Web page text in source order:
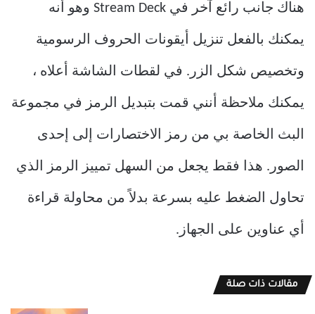
هناك جانب رائع آخر في Stream Deck وهو أنه
يمكنك بالفعل تنزيل أيقونات الحروف الرسومية
وتخصيص شكل الزر. في لقطات الشاشة أعلاه ،
يمكنك ملاحظة أنني قمت بتبديل الرمز في مجموعة
البث الخاصة بي من رمز الاختصارات إلى إحدى
الصور. هذا فقط يجعل من السهل تمييز الرمز الذي
تحاول الضغط عليه بسرعة بدلاً من محاولة قراءة
أي عناوين على الجهاز.
مقالات ذات صلة